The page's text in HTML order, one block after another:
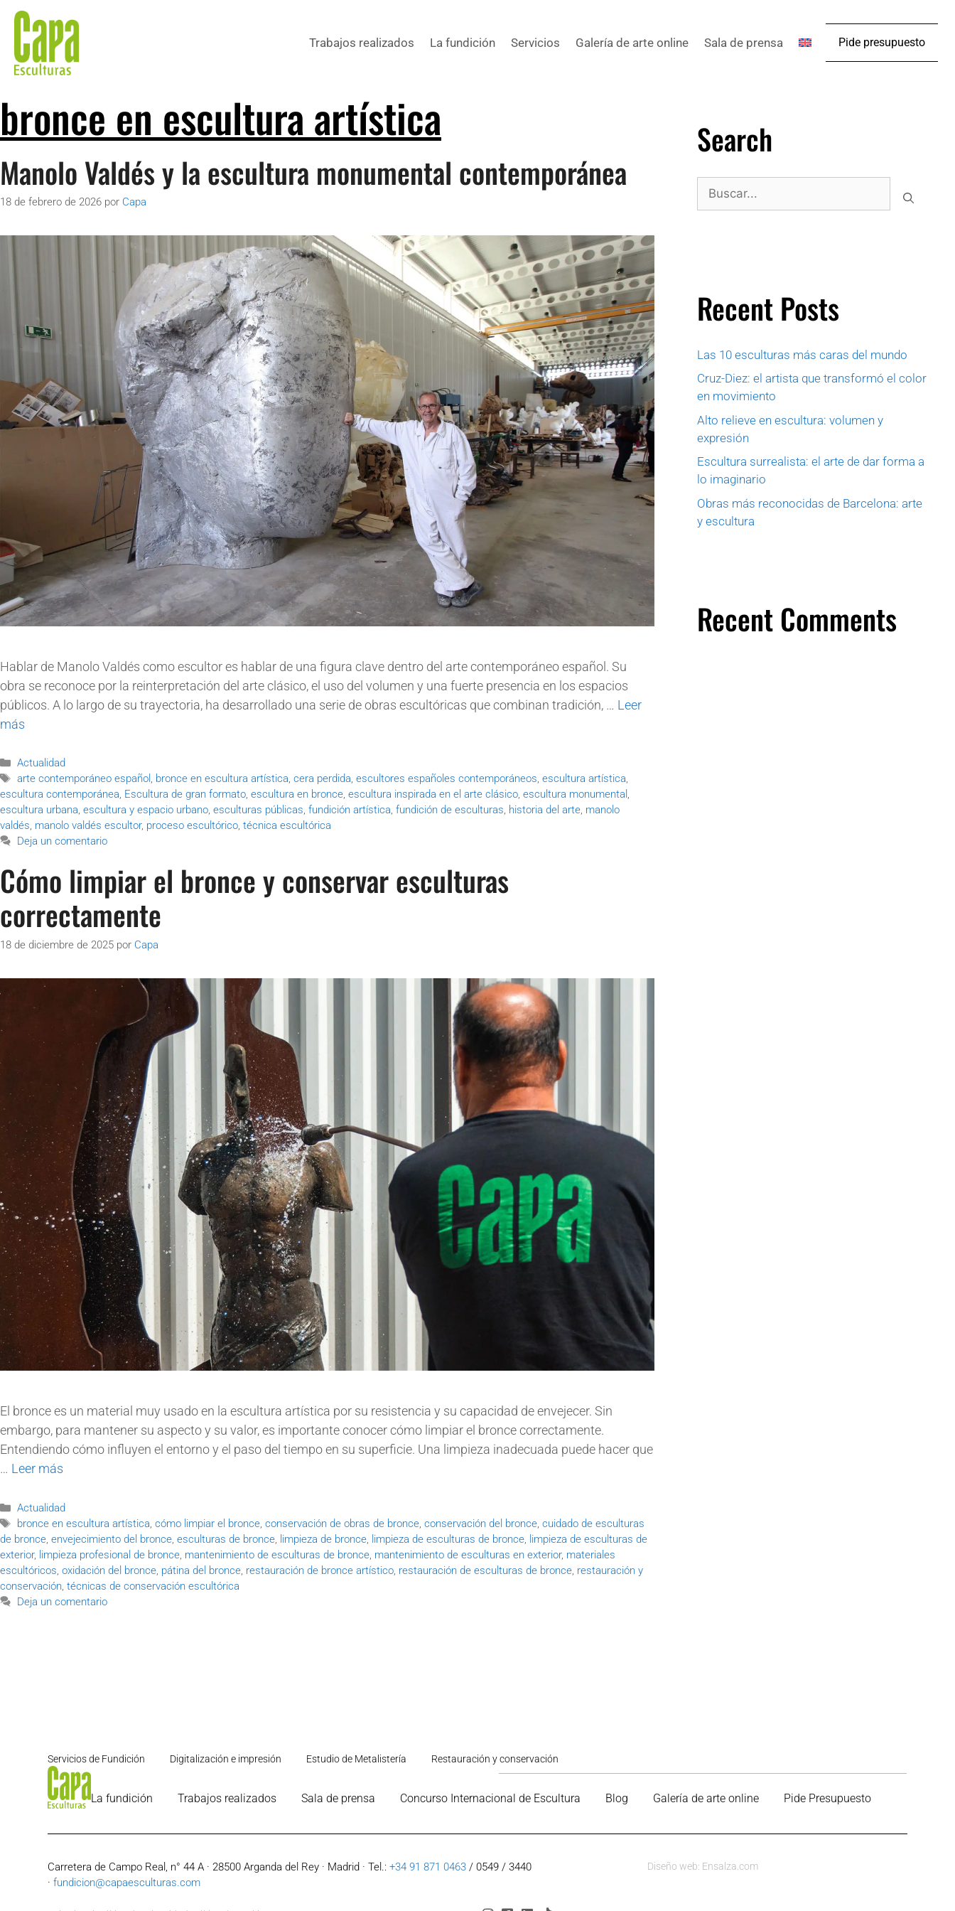
Trabajos realizados La fundición Servicios Galería de arte online Sala de prensa Pide presupuesto
bronce en escultura artística
Manolo Valdés y la escultura monumental contemporánea
18 de febrero de 2026 por Capa
Hablar de Manolo Valdés como escultor es hablar de una figura clave dentro del arte contemporáneo español. Su
obra se reconoce por la reinterpretación del arte clásico, el uso del volumen y una fuerte presencia en los espacios
públicos. A lo largo de su trayectoria, ha desarrollado una serie de obras escultóricas que combinan tradición, … Leer
más
Actualidad
arte contemporáneo español , bronce en escultura artística,cera perdida,escultores españoles contemporáneos,escultura artística,
escultura contemporánea, Escultura de gran formato, escultura en bronce, escultura inspirada en el arte clásico, escultura monumental ,
escultura urbana, escultura y espacio urbano, esculturas públicas, fundición artística, fundición de esculturas, historia del arte, manolo
valdés, manolo valdés escultor, proceso escultórico, técnica escultórica
Deja un comentario
Cómo limpiar el bronce y conservar esculturas
correctamente
18 de diciembre de 2025 por Capa
El bronce es un material muy usado en la escultura artística por su resistencia y su capacidad de envejecer. Sin
embargo, para mantener su aspecto y su valor, es importante conocer cómo limpiar el bronce correctamente.
Entendiendo cómo influyen el entorno y el paso del tiempo en su superficie. Una limpieza inadecuada puede hacer que
… Leer más
Actualidad
bronce en escultura artística,cómo limpiar el bronce,conservación de obras de bronce,conservación del bronce,cuidado de esculturas
de bronce, envejecimiento del bronce, esculturas de bronce, limpieza de bronce, limpieza de esculturas de bronce, limpieza de esculturas de
exterior, limpieza profesional de bronce, mantenimiento de esculturas de bronce, mantenimiento de esculturas en exterior, materiales
escultóricos, oxidación del bronce, pátina del bronce, restauración de bronce artístico, restauración de esculturas de bronce, restauración y
conservación, técnicas de conservación escultórica
Deja un comentario
Search
Recent Posts
Las 10 esculturas más caras del mundo
Cruz-Diez: el artista que transformó el color
en movimiento
Alto relieve en escultura: volumen y
expresión
Escultura surrealista: el arte de dar forma a
lo imaginario
Obras más reconocidas de Barcelona: arte
y escultura
Recent Comments
Servicios de Fundición Digitalización e impresión Estudio de Metalistería Restauración y conservación
La fundición Trabajos realizados Sala de prensa Concurso Internacional de Escultura Blog Galería de arte online Pide Presupuesto
Carretera de Campo Real, n° 44 A · 28500 Arganda del Rey · Madrid · Tel.:+34 91 871 0463 / 0549 / 3440
·fundicion@capaesculturas.com
Diseño web: Ensalza.com